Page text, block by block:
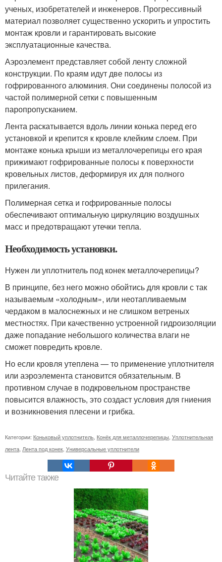
ученых, изобретателей и инженеров. Прогрессивный
материал позволяет существенно ускорить и упростить
монтаж кровли и гарантировать высокие
эксплуатационные качества.
Аэроэлемент представляет собой ленту сложной
конструкции. По краям идут две полосы из
гофрированного алюминия. Они соединены полосой из
частой полимерной сетки с повышенным
паропропусканием.
Лента раскатывается вдоль линии конька перед его
установкой и крепится к кровле клейким слоем. При
монтаже конька крыши из металлочерепицы его края
прижимают гофрированные полосы к поверхности
кровельных листов, деформируя их для полного
прилегания.
Полимерная сетка и гофрированные полосы
обеспечивают оптимальную циркуляцию воздушных
масс и предотвращают утечки тепла.
Необходимость установки.
Нужен ли уплотнитель под конек металлочерепицы?
В принципе, без него можно обойтись для кровли с так
называемым «холодным», или неотапливаемым
чердаком в малоснежных и не слишком ветреных
местностях. При качественно устроенной гидроизоляции
даже попадание небольшого количества влаги не
сможет повредить кровле.
Но если кровля утеплена — то применение уплотнителя
или аэроэлемента становится обязательным. В
противном случае в подкровельном пространстве
повысится влажность, это создаст условия для гниения
и возникновения плесени и грибка.
Категории: Коньковый уплотнитель Конёк для металлочерепицы Уплотнительная
лента Лента под конек Универсальные уплотнители
Читайте также